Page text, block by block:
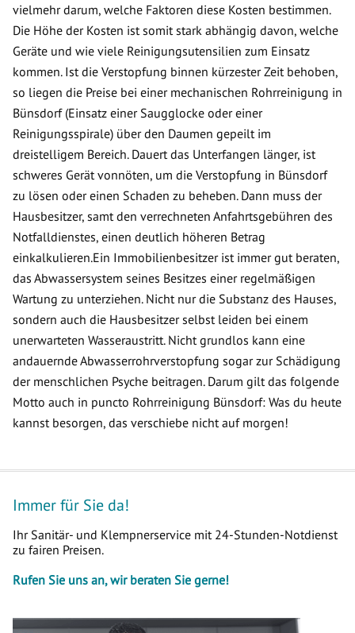
vielmehr darum, welche Faktoren diese Kosten bestimmen.
Die Höhe der Kosten ist somit stark abhängig davon, welche
Geräte und wie viele Reinigungsutensilien zum Einsatz
kommen. Ist die Verstopfung binnen kürzester Zeit behoben,
so liegen die Preise bei einer mechanischen Rohrreinigung in
Bünsdorf (Einsatz einer Saugglocke oder einer
Reinigungsspirale) über den Daumen gepeilt im
dreistelligem Bereich. Dauert das Unterfangen länger, ist
schweres Gerät vonnöten, um die Verstopfung in Bünsdorf
zu lösen oder einen Schaden zu beheben. Dann muss der
Hausbesitzer, samt den verrechneten Anfahrtsgebühren des
Notfalldienstes, einen deutlich höheren Betrag
einkalkulieren.Ein Immobilienbesitzer ist immer gut beraten,
das Abwassersystem seines Besitzes einer regelmäßigen
Wartung zu unterziehen. Nicht nur die Substanz des Hauses,
sondern auch die Hausbesitzer selbst leiden bei einem
unerwarteten Wasseraustritt. Nicht grundlos kann eine
andauernde Abwasserrohrverstopfung sogar zur Schädigung
der menschlichen Psyche beitragen. Darum gilt das folgende
Motto auch in puncto Rohrreinigung Bünsdorf: Was du heute
kannst besorgen, das verschiebe nicht auf morgen!
Immer für Sie da!
Ihr Sanitär- und Klempnerservice mit 24-Stunden-Notdienst
zu fairen Preisen.
Rufen Sie uns an, wir beraten Sie gerne!